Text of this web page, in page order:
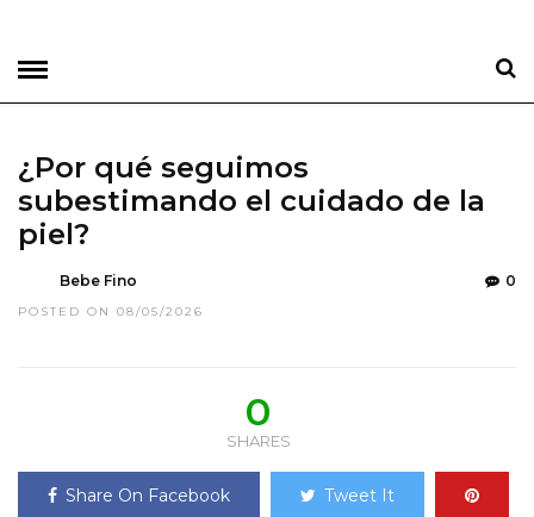
¿Por qué seguimos
subestimando el cuidado de la
piel?
Bebe Fino
POSTED ON 08/05/2026
0
0
SHARES
Share On Facebook Tweet It